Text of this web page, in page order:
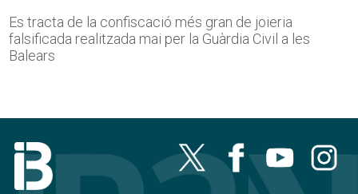
Es tracta de la confiscació més gran de joieria
falsificada realitzada mai per la Guàrdia Civil a les
Balears